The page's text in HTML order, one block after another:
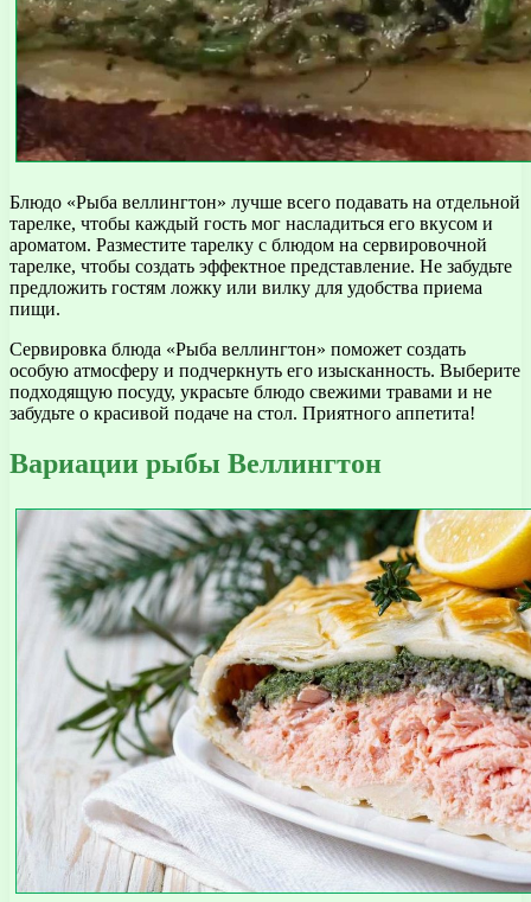
Блюдо «Рыба веллингтон» лучше всего подавать на отдельной
тарелке, чтобы каждый гость мог насладиться его вкусом и
ароматом. Разместите тарелку с блюдом на сервировочной
тарелке, чтобы создать эффектное представление. Не забудьте
предложить гостям ложку или вилку для удобства приема
пищи.
Сервировка блюда «Рыба веллингтон» поможет создать
особую атмосферу и подчеркнуть его изысканность. Выберите
подходящую посуду, украсьте блюдо свежими травами и не
забудьте о красивой подаче на стол. Приятного аппетита!
Вариации рыбы Веллингтон